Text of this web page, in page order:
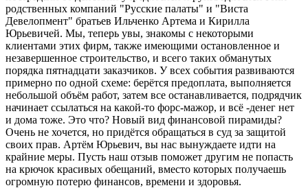
родственных компаний "Русские палаты" и "Виста
Девелопмент" братьев Ильченко Артема и Кирилла
Юрьевичей. Мы, теперь увы, знакомы с некоторыми
клиентами этих фирм, также имеющими остановленное и
незавершенное строительство, и всего таких обманутых
порядка пятнадцати заказчиков. У всех события развиваются
примерно по одной схеме: берётся предоплата, выполняется
небольшой объём работ, затем все останавливается, подрядчик
начинает ссылаться на какой-то форс-мажор, и всё -денег нет
и дома тоже. Это что? Новый вид финансовой пирамиды?
Очень не хочется, но придётся обращаться в суд за защитой
своих прав. Артём Юрьевич, вы нас вынуждаете идти на
крайние меры. Пусть наш отзыв поможет другим не попасть
на крючок красивых обещаний, вместо которых получаешь
огромную потерю финансов, времени и здоровья.